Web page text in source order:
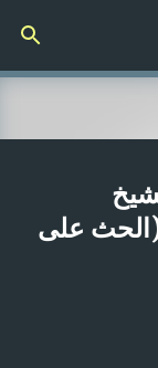
28-9-2018 للشيخ
(الحث على